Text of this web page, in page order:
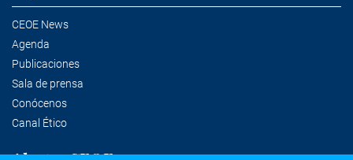
CEOE News
Agenda
Publicaciones
Sala de prensa
Conócenos
Canal Ético